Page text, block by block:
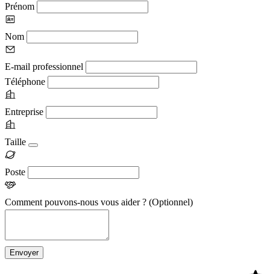
Prénom
Nom
E-mail professionnel
Téléphone
Entreprise
Taille
Poste
Comment pouvons-nous vous aider ? (Optionnel)
Envoyer